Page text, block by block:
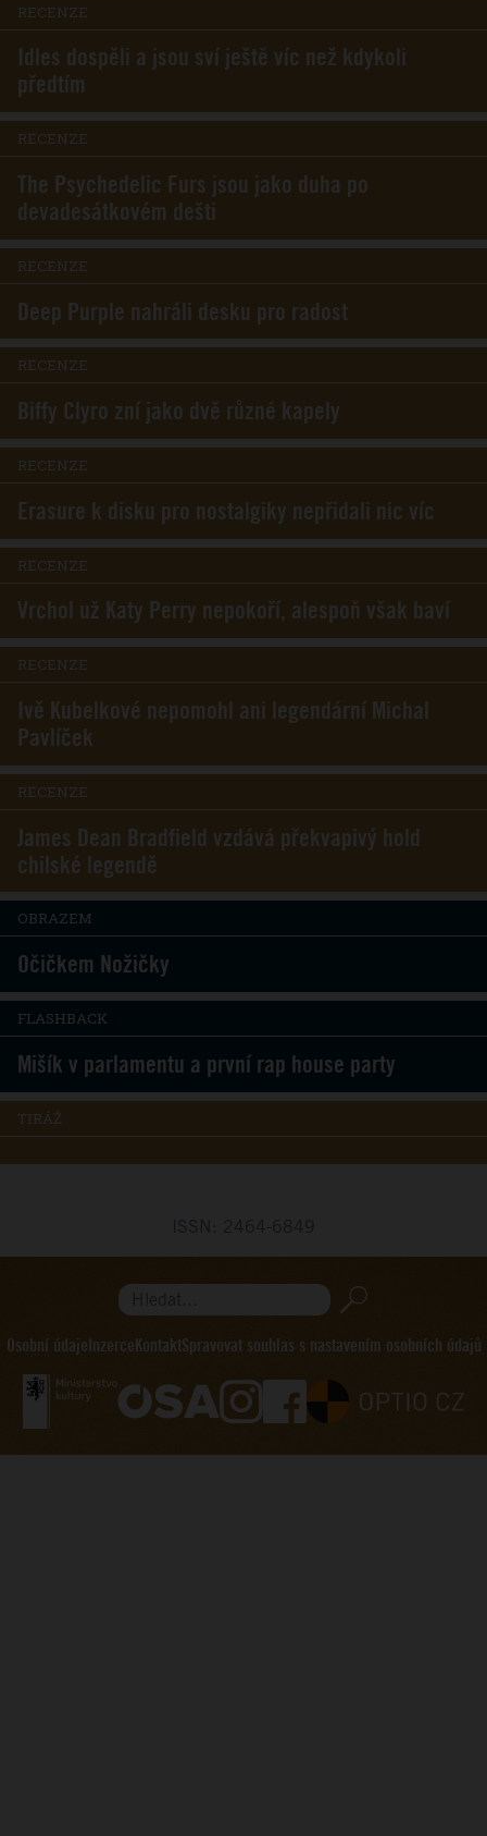
RECENZE
Idles dospěli a jsou sví ještě víc než kdykoli
předtím
RECENZE
The Psychedelic Furs jsou jako duha po
devadesátkovém dešti
RECENZE
Deep Purple nahráli desku pro radost
RECENZE
Biffy Clyro zní jako dvě různé kapely
RECENZE
Erasure k disku pro nostalgiky nepřidali nic víc
RECENZE
Vrchol už Katy Perry nepokoří, alespoň však baví
RECENZE
Ivě Kubelkové nepomohl ani legendární Michal
Pavlíček
RECENZE
James Dean Bradfield vzdává překvapivý hold
chilské legendě
OBRAZEM
Očičkem Nožičky
FLASHBACK
Mišík v parlamentu a první rap house party
TIRÁŽ
Hledat...
Osobní údaje Inzerce KontaktSpravovat souhlas s nastavením osobních údajů